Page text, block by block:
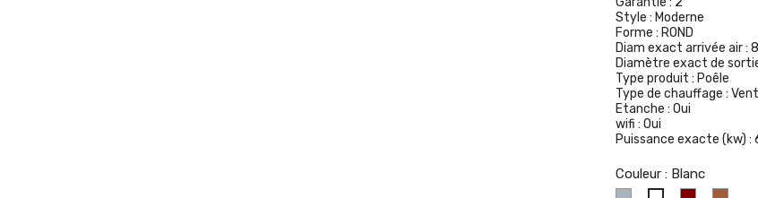
Style : Moderne
Forme : ROND
Diam exact arrivée air :
Diamètre exact de
Type produit : Poêle
Type de chauffage :
Etanche : Oui
wifi : Oui
Puissance exacte (kw) :
Couleur : Blanc